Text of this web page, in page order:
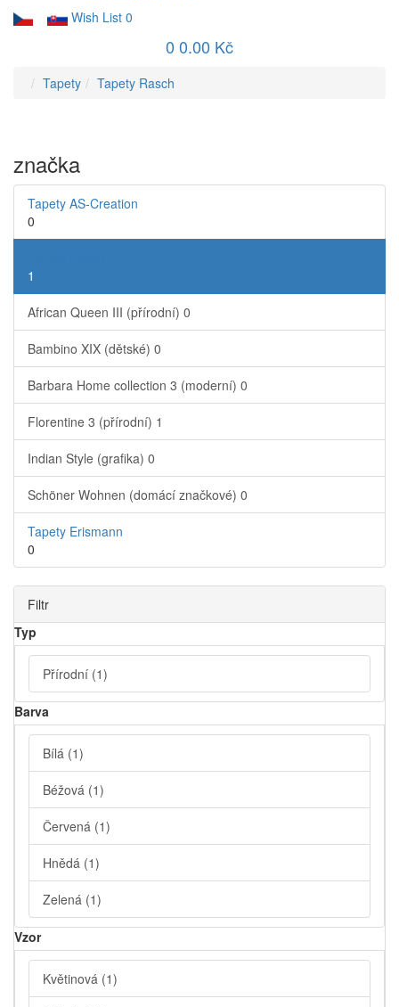
Wish List 0
0 0.00 Kč
Tapety Tapety Rasch
značka
Tapety AS-Creation
0
1
African Queen III (přírodní) 0
Bambino XIX (dětské) 0
Barbara Home collection 3 (moderní) 0
Florentine 3 (přírodní) 1
Indian Style (grafika) 0
Schöner Wohnen (domácí značkové) 0
Tapety Erismann
0
Filtr
Typ
Přírodní (1)
Barva
Bílá (1)
Béžová (1)
Červená (1)
Hnědá (1)
Zelená (1)
Vzor
Květinová (1)